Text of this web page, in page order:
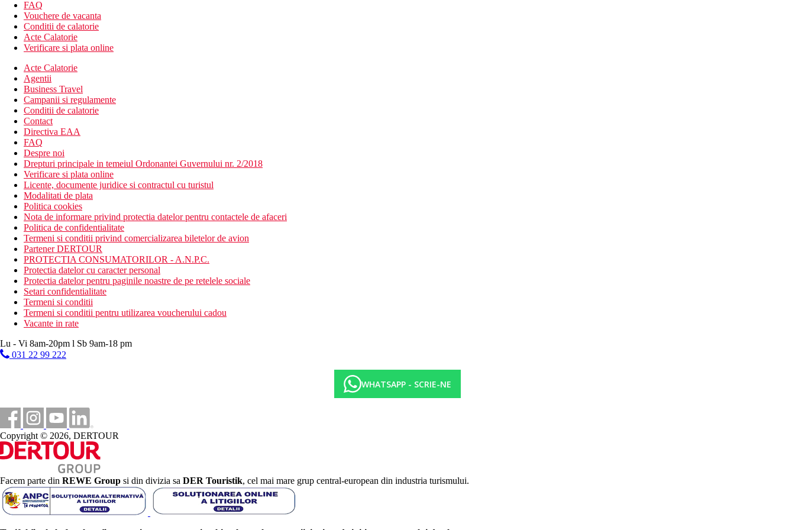
Suita de familie, cu vedere la ocean: doua dormitoate
Suita Grande, cu vedere la ocean: doua dormitoare, living
Suita Grande, cu vedere la ocean: doua dormitoare, piscina mare cu jacuzzi, living, chicineta
Suita Grande, cu vedere la ocean: doua dormitoare, piscina, bucatarie
Vila Grande: doua dormitoare, doua bai, bucatarie, living, piscina
Vila Grande: trei dormitoare, trei bai, living, bucatarie, piscina
Descrierea hotelului
Hotelul dispune de:
Wifi
parcare
receptie deschisa non stop
2 piscine (piscina pentru copii)
sezlonguri & umbrele de soare la piscina
sala de fitness
restaurant
lobby
bar langa piscina
bar pe acoperis
cafenea
gradina
club pentru copii
lift
room service
serviciu de trezire
Descrierea plajei
Activitati sportive gratuite
Happy hour
Mese
restaurant ce serveste preparate culinare cu specific culinar local si international
bar pe acoperis
bar langa piscina
cafenea
meniu masa pentru copii
Categoria oficiala
5 stele
FAQ
Vouchere de vacanta
Conditii de calatorie
Acte Calatorie
Verificare si plata online
Acte Calatorie
Agentii
Business Travel
Campanii si regulamente
Conditii de calatorie
Contact
Directiva EAA
FAQ
Despre noi
Drepturi principale in temeiul Ordonantei Guvernului nr. 2/2018
Verificare si plata online
Licente, documente juridice si contractul cu turistul
Modalitati de plata
Politica cookies
Nota de informare privind protectia datelor pentru contactele de afaceri
Politica de confidentialitate
Termeni si conditii privind comercializarea biletelor de avion
Partener DERTOUR
PROTECTIA CONSUMATORILOR - A.N.P.C.
Protectia datelor cu caracter personal
Protectia datelor pentru paginile noastre de pe retelele sociale
Setari confidentialitate
Termeni si conditii
Termeni si conditii pentru utilizarea voucherului cadou
Vacante in rate
Lu - Vi 8am-20pm l Sb 9am-18 pm
031 22 99 222
WHATSAPP - SCRIE-NE
Copyright © 2026, DERTOUR
Facem parte din REWE Group si din divizia sa DER Touristik, cel mai mare grup central-european din industria turismului.